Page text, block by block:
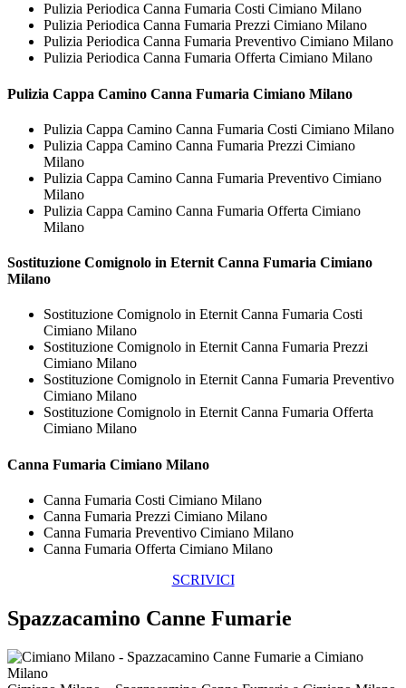
Pulizia Periodica Canna Fumaria Costi Cimiano Milano
Pulizia Periodica Canna Fumaria Prezzi Cimiano Milano
Pulizia Periodica Canna Fumaria Preventivo Cimiano Milano
Pulizia Periodica Canna Fumaria Offerta Cimiano Milano
Pulizia Cappa Camino Canna Fumaria Cimiano Milano
Pulizia Cappa Camino Canna Fumaria Costi Cimiano Milano
Pulizia Cappa Camino Canna Fumaria Prezzi Cimiano
Milano
Pulizia Cappa Camino Canna Fumaria Preventivo Cimiano
Milano
Pulizia Cappa Camino Canna Fumaria Offerta Cimiano
Milano
Sostituzione Comignolo in Eternit Canna Fumaria Cimiano
Milano
Sostituzione Comignolo in Eternit Canna Fumaria Costi
Cimiano Milano
Sostituzione Comignolo in Eternit Canna Fumaria Prezzi
Cimiano Milano
Sostituzione Comignolo in Eternit Canna Fumaria Preventivo
Cimiano Milano
Sostituzione Comignolo in Eternit Canna Fumaria Offerta
Cimiano Milano
Canna Fumaria Cimiano Milano
Canna Fumaria Costi Cimiano Milano
Canna Fumaria Prezzi Cimiano Milano
Canna Fumaria Preventivo Cimiano Milano
Canna Fumaria Offerta Cimiano Milano
SCRIVICI
Spazzacamino Canne Fumarie